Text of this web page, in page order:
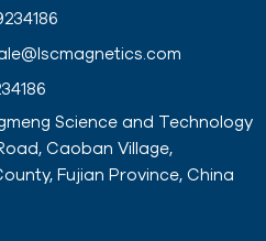
Science and Technology
Caoban Village,
Fujian Province, China